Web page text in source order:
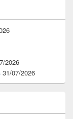
2026
31/07/2026